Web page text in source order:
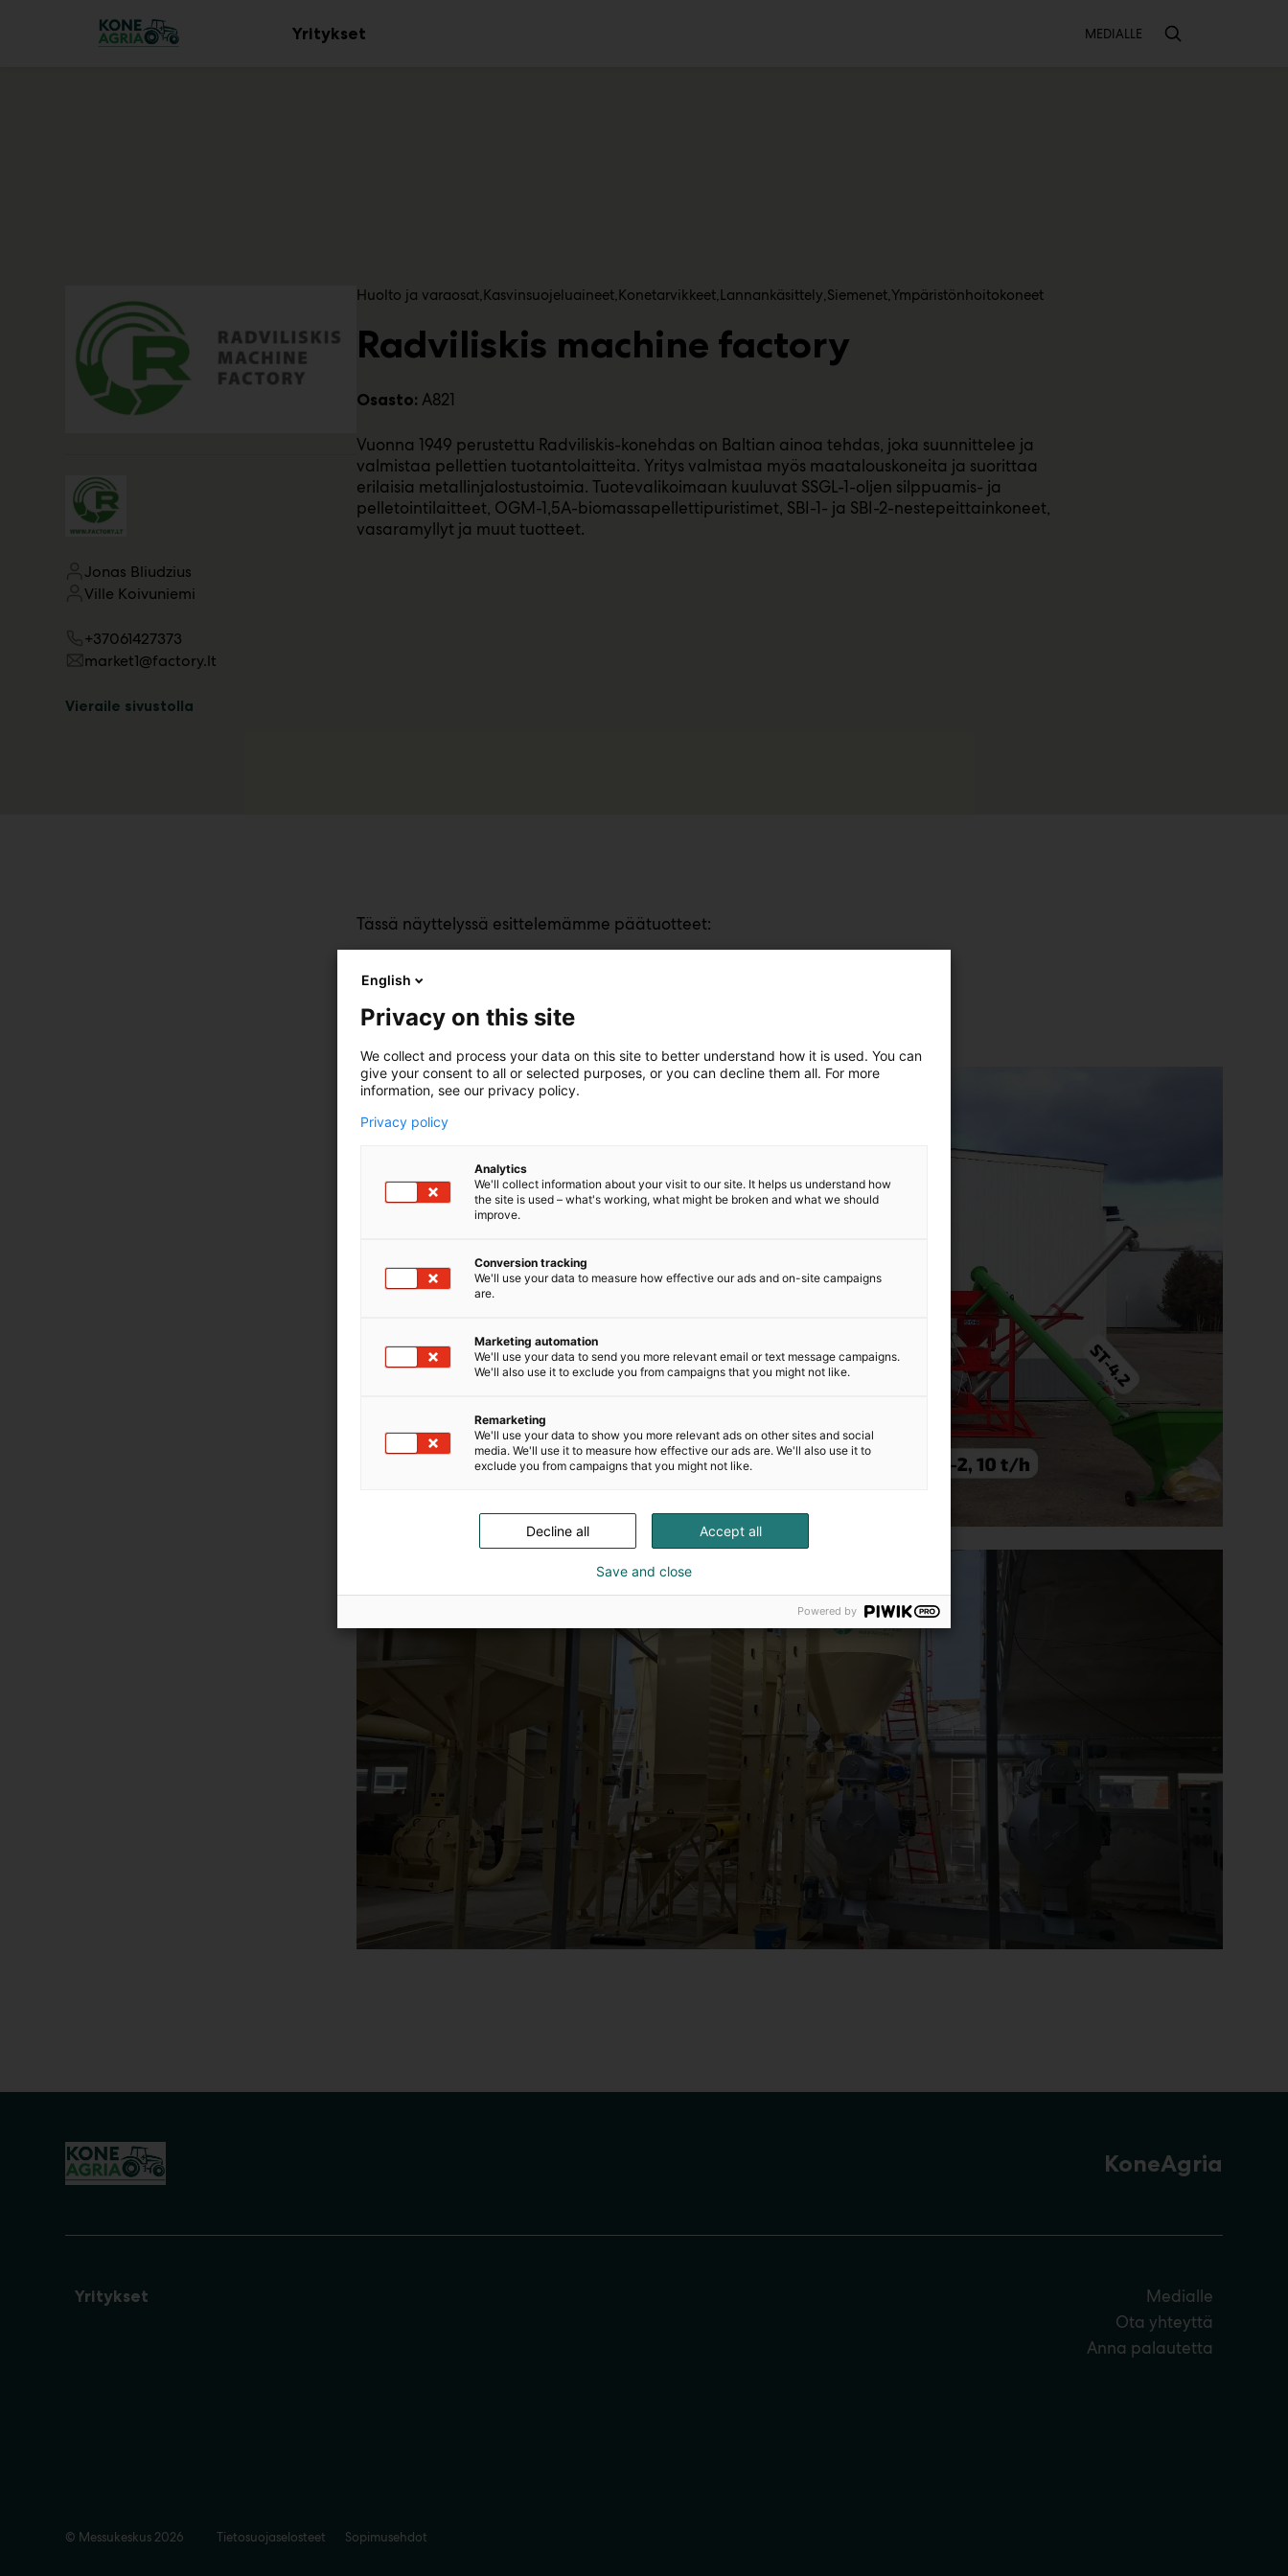
Main
YrityksetAvaa
Toissijainen
MEDIALLE
Jonas Bliudzius
Ville Koivuniemi
+37061427373
market1@factory.lt
Vieraile sivustolla
T
o
r
y
m
ä
:
Huolto ja varaosat Kasvinsuojeluaineet Konetarvikkeet Lannankäsittely Siemenet Ympäristönhoitokoneet
Radviliskis machine factory
Osasto: A821
Vuonna 1949 perustettu Radviliskis-konehdas on Baltian ainoa tehdas, joka suunnittelee ja
valmistaa pellettien tuotantolaitteita. Yritys valmistaa myös maatalouskoneita ja suorittaa
erilaisia metallinjalostustoimia. Tuotevalikoimaan kuuluvat SSGL-1-oljen silppuamis- ja
pelletointilaitteet, OGM-1,5A-biomassapellettipuristimet, SBI-1- ja SBI-2-nestepeittainkoneet,
vasaramyllyt ja muut tuotteet.
Tässä näyttelyssä esittelemämme päätuotteet:
Pellettipuristin OGM-1,5A
Biomassapellettilinja SSGL-1
KoneAgria
Yritykset
Medialle
Ota yhteyttä
Anna palautetta
© Messukeskus 2026 Tietosuojaselosteet Sopimusehdot
English
Privacy on this site
We collect and process your data on this site to better understand how it is used. You can
give your consent to all or selected purposes, or you can decline them all. For more
information, see our privacy policy.
Privacy policy
Analytics
We'll collect information about your visit to our site. It helps us understand how
the site is used – what's working, what might be broken and what we should
improve.
Conversion tracking
We'll use your data to measure how effective our ads and on-site campaigns
are.
Marketing automation
We'll use your data to send you more relevant email or text message campaigns.
We'll also use it to exclude you from campaigns that you might not like.
Remarketing
We'll use your data to show you more relevant ads on other sites and social
media. We'll use it to measure how effective our ads are. We'll also use it to
exclude you from campaigns that you might not like.
Accept all
Decline all
Save and close
Powered by